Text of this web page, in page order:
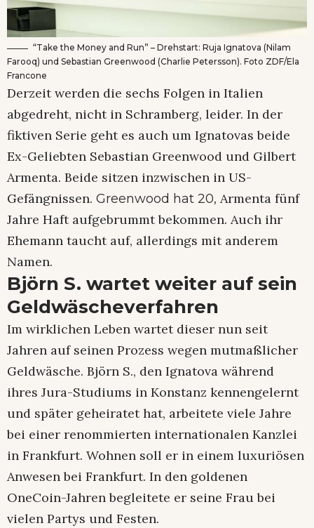
“Take the Money and Run” – Drehstart: Ruja Ignatova (Nilam
Farooq) und Sebastian Greenwood (Charlie Petersson). Foto ZDF/Ela
Francone
Derzeit werden die sechs Folgen in Italien
abgedreht, nicht in Schramberg, leider. In der
fiktiven Serie geht es auch um Ignatovas beide
Ex-Geliebten Sebastian Greenwood und Gilbert
Armenta. Beide sitzen inzwischen in US-
Gefängnissen. Greenwood hat 20, Armenta fünf
Jahre Haft aufgebrummt bekommen. Auch ihr
Ehemann taucht auf, allerdings mit anderem
Namen.
Björn S. wartet weiter auf sein
Geldwäscheverfahren
Im wirklichen Leben wartet dieser nun seit
Jahren auf seinen Prozess wegen mutmaßlicher
Geldwäsche. Björn S., den Ignatova während
ihres Jura-Studiums in Konstanz kennengelernt
und später geheiratet hat, arbeitete viele Jahre
bei einer renommierten internationalen Kanzlei
in Frankfurt. Wohnen soll er in einem luxuriösen
Anwesen bei Frankfurt. In den goldenen
OneCoin-Jahren begleitete er seine Frau bei
vielen Partys und Festen.